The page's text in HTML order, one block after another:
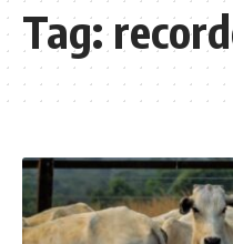
Tag: